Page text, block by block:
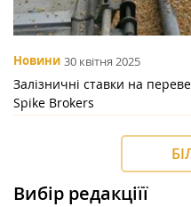
Новини 30 квітня 2025
Залізничні ставки на
Spike Brokers
Вибір редакціїї